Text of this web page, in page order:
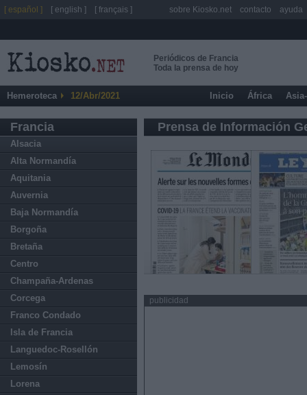
Periódicos de Francia
Toda la prensa de hoy
Hemeroteca 12/Abr/2021 Inicio África
Francia
Alsacia
Alta Normandía
Aquitania
Auvernia
Baja Normandía
Borgoña
Bretaña
Centro
Champaña-Ardenas
Corcega
Franco Condado
Isla de Francia
Languedoc-Rosellón
Lemosín
Lorena
Prensa de Información
publicidad
[ español ] [ english ] [ français ] sobre Kiosko.net contacto ayuda